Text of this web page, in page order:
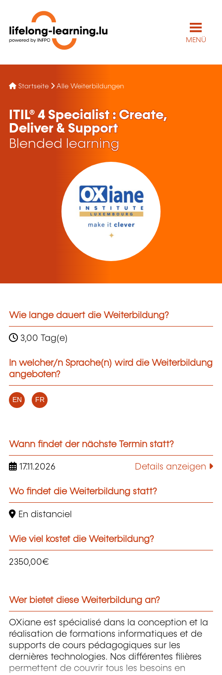
MENÜ
Startseite Alle Weiterbildungen
ITIL® 4 Specialist : Create,
Deliver & Support
Blended learning
Wie lange dauert die Weiterbildung?
3,00 Tag(e)
In welcher/n Sprache(n) wird die Weiterbildung
angeboten?
EN FR
Wann findet der nächste Termin statt?
17.11.2026 Details anzeigen
Wo findet die Weiterbildung statt?
En distanciel
Wie viel kostet die Weiterbildung?
2350,00€
Wer bietet diese Weiterbildung an?
OXiane est spécialisé dans la conception et la
réalisation de formations informatiques et de
supports de cours pédagogiques sur les
dernières technologies. Nos différentes filières
permettent de couvrir tous les besoins en